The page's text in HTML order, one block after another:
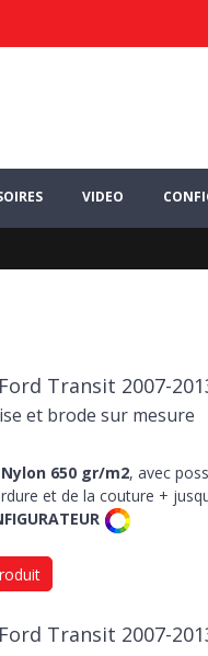
VIDEO
Transit 2007-
et brode sur mesure
Nylon 650 gr/m2, avec
et de la couture +
Transit 2007-